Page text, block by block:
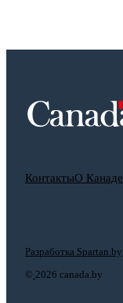
КонтактыО Канаде
© 2026 canada.by
Разработка Spartan.by